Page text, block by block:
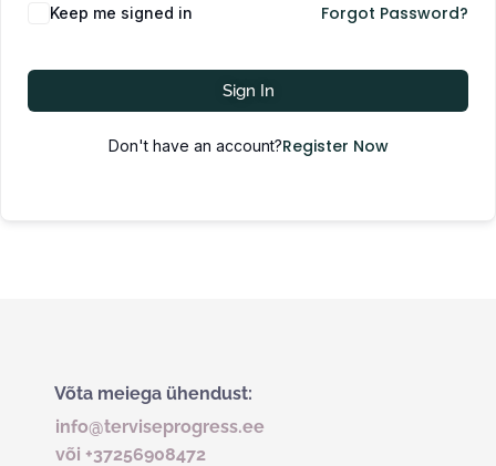
Keep me signed in Forgot Password?
Sign In
Don't have an account?Register Now
Võta meiega ühendust:
info@terviseprogress.ee
või +37256908472